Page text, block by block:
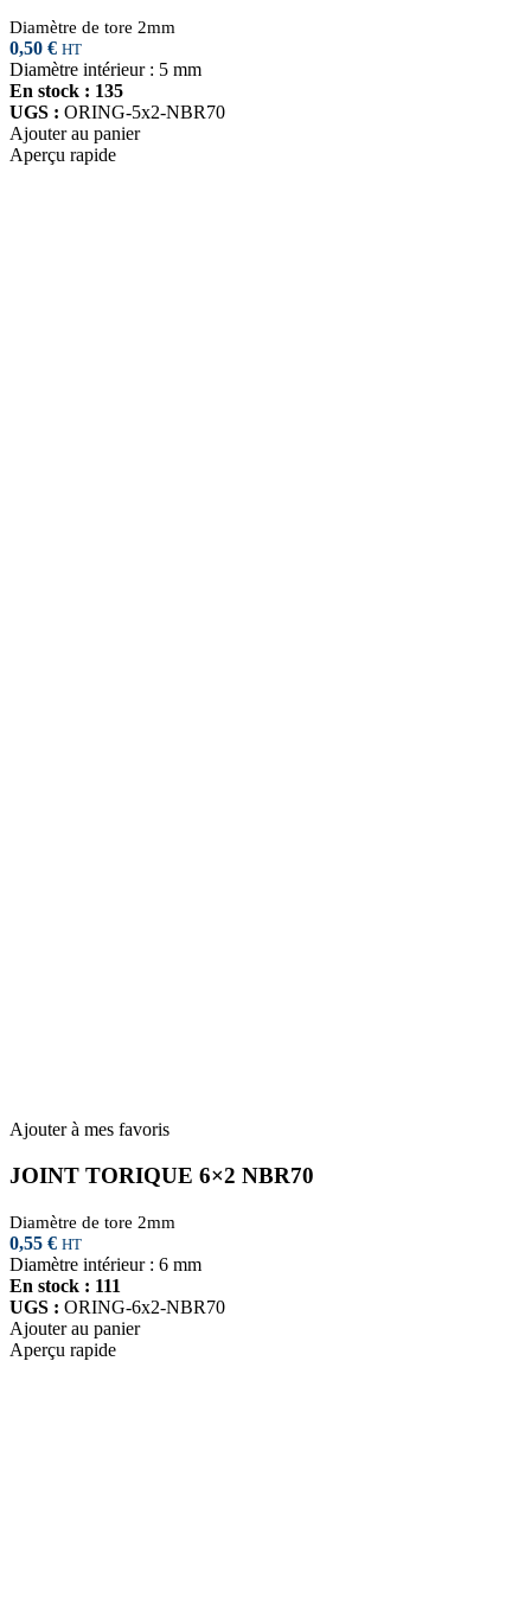
Diamètre de tore 2mm
0,50 € HT
Diamètre intérieur : 5 mm
En stock : 135
UGS : ORING-5x2-NBR70
Ajouter au panier
Aperçu rapide
Ajouter à mes favoris
JOINT TORIQUE 6×2 NBR70
Diamètre de tore 2mm
0,55 € HT
Diamètre intérieur : 6 mm
En stock : 111
UGS : ORING-6x2-NBR70
Ajouter au panier
Aperçu rapide